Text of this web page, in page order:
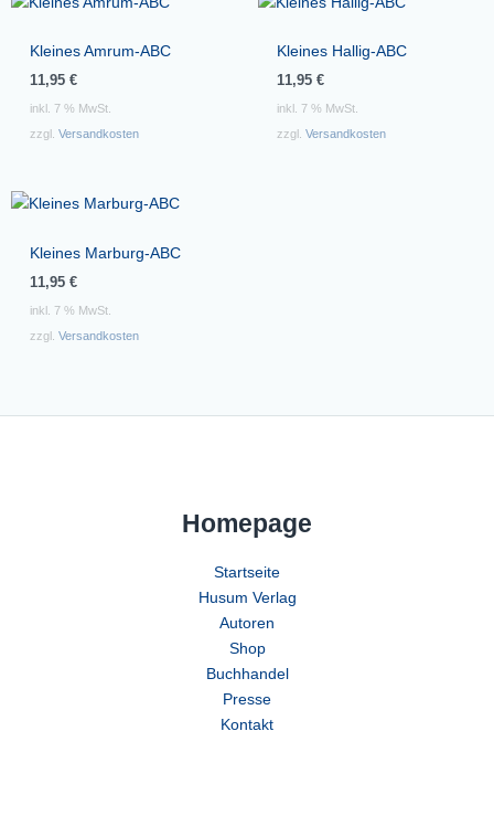
Kleines Amrum-ABC
11,95 €
inkl. 7 % MwSt.
zzgl. Versandkosten
Kleines Hallig-ABC
11,95 €
inkl. 7 % MwSt.
zzgl. Versandkosten
Kleines Marburg-ABC
11,95 €
inkl. 7 % MwSt.
zzgl. Versandkosten
Homepage
Startseite
Husum Verlag
Autoren
Shop
Buchhandel
Presse
Kontakt